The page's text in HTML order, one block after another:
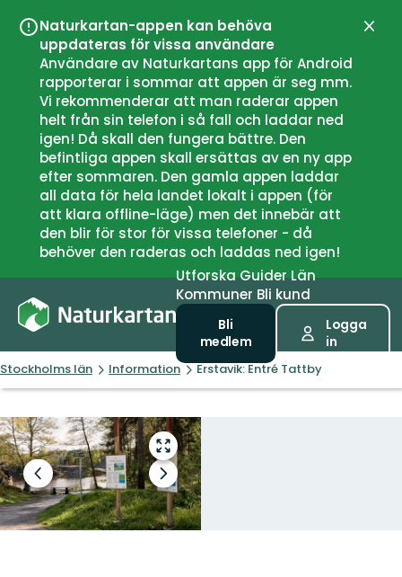
Naturkartan-appen kan behöva
uppdateras för vissa användare
Användare av Naturkartans app för Android
rapporterar i sommar att appen är seg mm.
Vi rekommenderar att man raderar appen
helt från sin telefon i så fall och laddar ned
igen! Då skall den fungera bättre. Den
befintliga appen skall ersättas av en ny app
efter sommaren. Den gamla appen laddar
all data för hela landet lokalt i appen (för
att klara offline-läge) men det innebär att
den blir för stor för vissa telefoner - då
behöver den raderas och laddas ned igen!
UtforskaGuiderLän
Kommuner Bli kund
Bli
medlem
Logga
in
Stockholms län Information Erstavik: Entré Tattby
Gå
till
helskärmsläge
Föregående
bild
Nästa
bildspel